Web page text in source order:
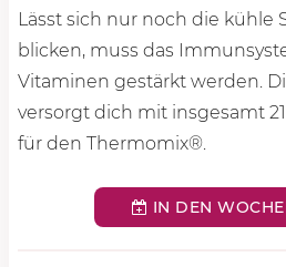
Lässt sich nur noch die kühle
blicken, muss das
Vitaminen gestärkt werden.
versorgt dich mit insgesamt
für den Thermomix®.
IN DEN